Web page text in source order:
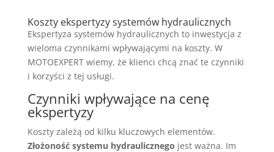
Koszty ekspertyzy systemów hydraulicznych
Ekspertyza systemów hydraulicznych to inwestycja z
wieloma czynnikami wpływającymi na koszty. W
MOTOEXPERT wiemy, że klienci chcą znać te czynniki
i korzyści z tej usługi.
Czynniki wpływające na cenę
ekspertyzy
Koszty zależą od kilku kluczowych elementów.
Złożoność systemu hydraulicznego jest ważna. Im